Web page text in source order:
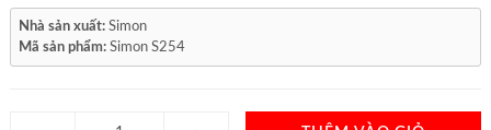
Nhà sản xuất: Simon
Mã sản phẩm: Simon S254